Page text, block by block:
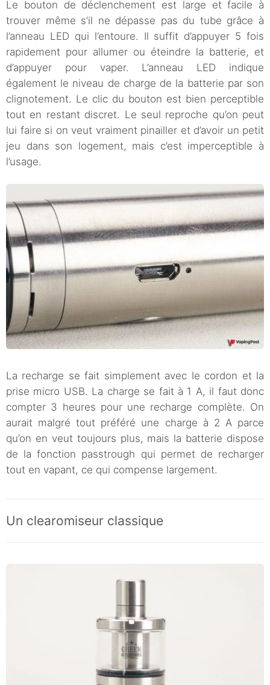
Le bouton de déclenchement est large et facile à
trouver même s’il ne dépasse pas du tube grâce à
l’anneau LED qui l’entoure. Il suffit d’appuyer 5 fois
rapidement pour allumer ou éteindre la batterie, et
d’appuyer pour vaper. L’anneau LED indique
également le niveau de charge de la batterie par son
clignotement. Le clic du bouton est bien perceptible
tout en restant discret. Le seul reproche qu’on peut
lui faire si on veut vraiment pinailler et d’avoir un petit
jeu dans son logement, mais c’est imperceptible à
l’usage.
La recharge se fait simplement avec le cordon et la
prise micro USB. La charge se fait à 1 A, il faut donc
compter 3 heures pour une recharge complète. On
aurait malgré tout préféré une charge à 2 A parce
qu’on en veut toujours plus, mais la batterie dispose
de la fonction passtrough qui permet de recharger
tout en vapant, ce qui compense largement.
Un clearomiseur classique